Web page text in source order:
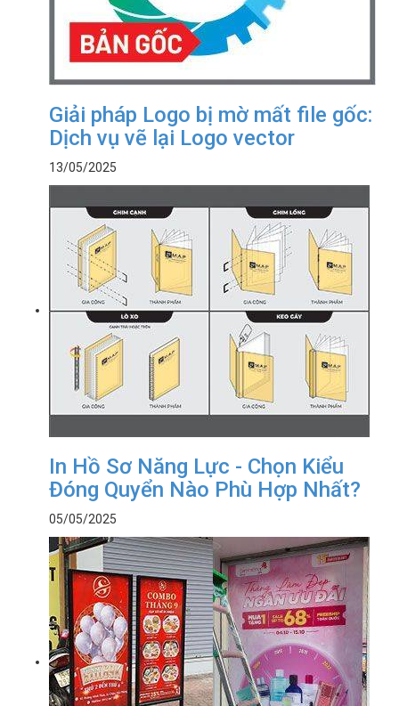
Giải pháp Logo bị mờ mất file gốc:
Dịch vụ vẽ lại Logo vector
13/05/2025
In Hồ Sơ Năng Lực - Chọn Kiểu
Đóng Quyển Nào Phù Hợp Nhất?
05/05/2025